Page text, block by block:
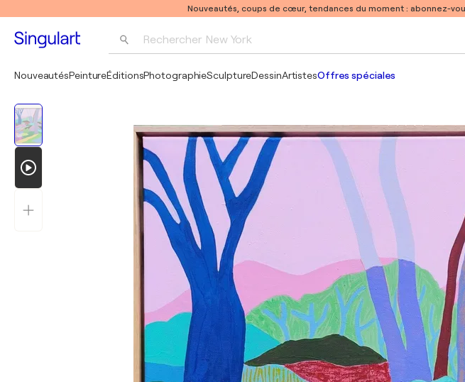
Nouveautés, coups de cœur, tendances du moment : abonnez-
Rechercher New York
Pablo Picasso
NouveautésPeintureÉditionsPhotographieSculptureDessinArtistesOffres spéciales